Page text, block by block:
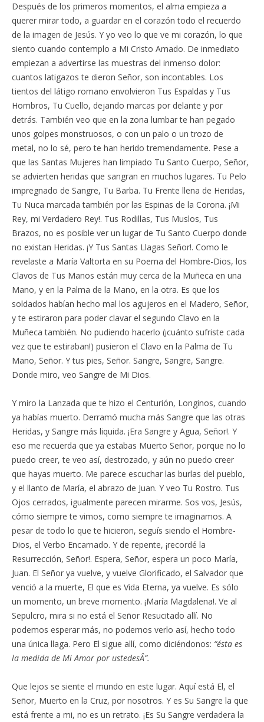
Después de los primeros momentos, el alma empieza a
querer mirar todo, a guardar en el corazón todo el recuerdo
de la imagen de Jesús. Y yo veo lo que ve mi corazón, lo que
siento cuando contemplo a Mi Cristo Amado. De inmediato
empiezan a advertirse las muestras del inmenso dolor:
cuantos latigazos te dieron Señor, son incontables. Los
tientos del látigo romano envolvieron Tus Espaldas y Tus
Hombros, Tu Cuello, dejando marcas por delante y por
detrás. También veo que en la zona lumbar te han pegado
unos golpes monstruosos, o con un palo o un trozo de
metal, no lo sé, pero te han herido tremendamente. Pese a
que las Santas Mujeres han limpiado Tu Santo Cuerpo, Señor,
se advierten heridas que sangran en muchos lugares. Tu Pelo
impregnado de Sangre, Tu Barba. Tu Frente llena de Heridas,
Tu Nuca marcada también por las Espinas de la Corona. ¡Mi
Rey, mi Verdadero Rey!. Tus Rodillas, Tus Muslos, Tus
Brazos, no es posible ver un lugar de Tu Santo Cuerpo donde
no existan Heridas. ¡Y Tus Santas Llagas Señor!. Como le
revelaste a María Valtorta en su Poema del Hombre-Dios, los
Clavos de Tus Manos están muy cerca de la Muñeca en una
Mano, y en la Palma de la Mano, en la otra. Es que los
soldados habían hecho mal los agujeros en el Madero, Señor,
y te estiraron para poder clavar el segundo Clavo en la
Muñeca también. No pudiendo hacerlo (¡cuánto sufriste cada
vez que te estiraban!) pusieron el Clavo en la Palma de Tu
Mano, Señor. Y tus pies, Señor. Sangre, Sangre, Sangre.
Donde miro, veo Sangre de Mi Dios.
Y miro la Lanzada que te hizo el Centurión, Longinos, cuando
ya habías muerto. Derramó mucha más Sangre que las otras
Heridas, y Sangre más liquida. ¡Era Sangre y Agua, Señor!. Y
eso me recuerda que ya estabas Muerto Señor, porque no lo
puedo creer, te veo así, destrozado, y aún no puedo creer
que hayas muerto. Me parece escuchar las burlas del pueblo,
y el llanto de María, el abrazo de Juan. Y veo Tu Rostro. Tus
Ojos cerrados, igualmente parecen mirarme. Sos vos, Jesús,
cómo siempre te vimos, como siempre te imaginamos. A
pesar de todo lo que te hicieron, seguís siendo el Hombre-
Dios, el Verbo Encarnado. Y de repente, ¡recordé la
Resurrección, Señor!. Espera, Señor, espera un poco María,
Juan. El Señor ya vuelve, y vuelve Glorificado, el Salvador que
venció a la muerte, El que es Vida Eterna, ya vuelve. Es sólo
un momento, un breve momento. ¡María Magdalena!. Ve al
Sepulcro, mira si no está el Señor Resucitado allí. No
podemos esperar más, no podemos verlo así, hecho todo
una única llaga. Pero El sigue allí, como diciéndonos: “ésta es
la medida de Mi Amor por ustedesÂ”.
Que lejos se siente el mundo en este lugar. Aquí está El, el
Señor, Muerto en la Cruz, por nosotros. Y es Su Sangre la que
está frente a mi, no es un retrato. ¡Es Su Sangre verdadera la